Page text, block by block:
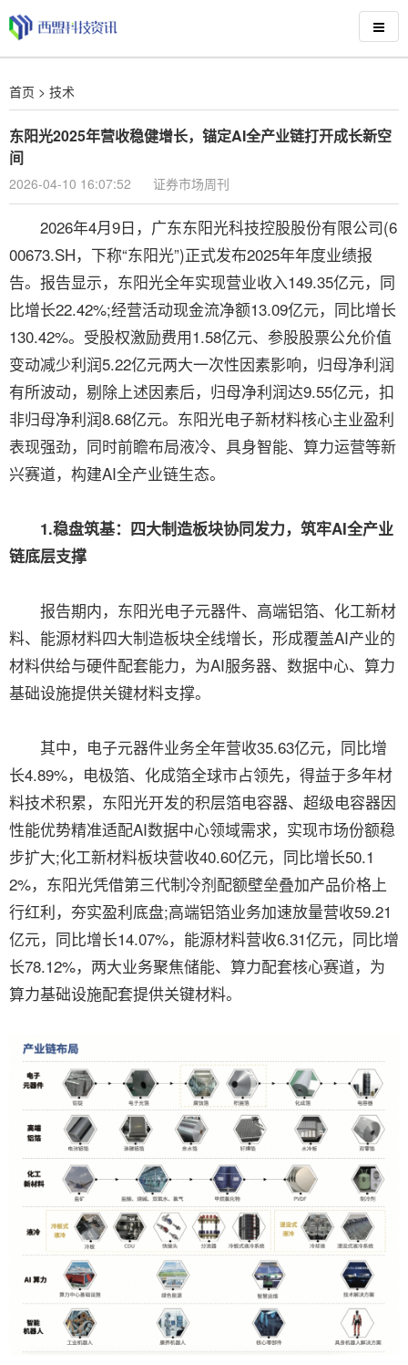
首页 > 技术
东阳光2025年营收稳健增长，锚定AI全产业链打开成长新空
间
2026-04-10 16:07:52 证券市场周刊
2026年4月9日，广东东阳光科技控股股份有限公司(6
00673.SH，下称“东阳光”)正式发布2025年年度业绩报
告。报告显示，东阳光全年实现营业收入149.35亿元，同
比增长22.42%;经营活动现金流净额13.09亿元，同比增长
130.42%。受股权激励费用1.58亿元、参股股票公允价值
变动减少利润5.22亿元两大一次性因素影响，归母净利润
有所波动，剔除上述因素后，归母净利润达9.55亿元，扣
非归母净利润8.68亿元。东阳光电子新材料核心主业盈利
表现强劲，同时前瞻布局液冷、具身智能、算力运营等新
兴赛道，构建AI全产业链生态。
1.稳盘筑基：四大制造板块协同发力，筑牢AI全产业
链底层支撑
报告期内，东阳光电子元器件、高端铝箔、化工新材
料、能源材料四大制造板块全线增长，形成覆盖AI产业的
材料供给与硬件配套能力，为AI服务器、数据中心、算力
基础设施提供关键材料支撑。
其中，电子元器件业务全年营收35.63亿元，同比增
长4.89%，电极箔、化成箔全球市占领先，得益于多年材
料技术积累，东阳光开发的积层箔电容器、超级电容器因
性能优势精准适配AI数据中心领域需求，实现市场份额稳
步扩大;化工新材料板块营收40.60亿元，同比增长50.1
2%，东阳光凭借第三代制冷剂配额壁垒叠加产品价格上
行红利，夯实盈利底盘;高端铝箔业务加速放量营收59.21
亿元，同比增长14.07%，能源材料营收6.31亿元，同比增
长78.12%，两大业务聚焦储能、算力配套核心赛道，为
算力基础设施配套提供关键材料。